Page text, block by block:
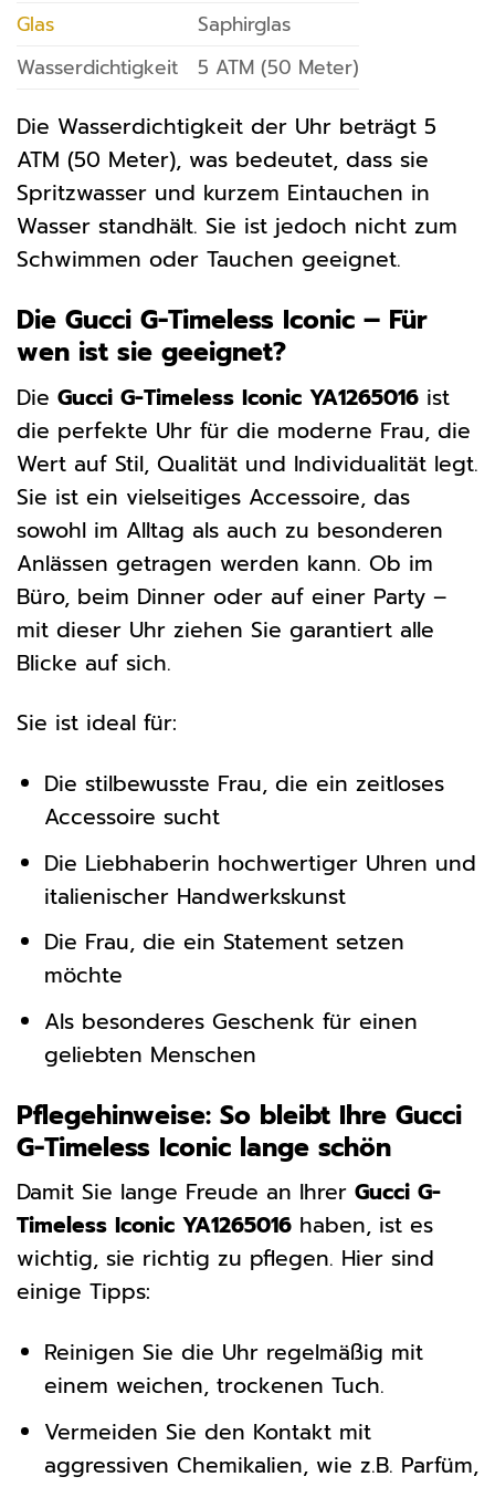
Glas
Saphirglas
Wasserdichtigkeit
5 ATM (50 Meter)
Die Wasserdichtigkeit der Uhr beträgt 5
ATM (50 Meter), was bedeutet, dass sie
Spritzwasser und kurzem Eintauchen in
Wasser standhält. Sie ist jedoch nicht zum
Schwimmen oder Tauchen geeignet.
Die Gucci G-Timeless Iconic – Für
wen ist sie geeignet?
Die Gucci G-Timeless Iconic YA1265016 ist
die perfekte Uhr für die moderne Frau, die
Wert auf Stil, Qualität und Individualität legt.
Sie ist ein vielseitiges Accessoire, das
sowohl im Alltag als auch zu besonderen
Anlässen getragen werden kann. Ob im
Büro, beim Dinner oder auf einer Party –
mit dieser Uhr ziehen Sie garantiert alle
Blicke auf sich.
Sie ist ideal für:
Die stilbewusste Frau, die ein zeitloses
Accessoire sucht
Die Liebhaberin hochwertiger Uhren und
italienischer Handwerkskunst
Die Frau, die ein Statement setzen
möchte
Als besonderes Geschenk für einen
geliebten Menschen
Pflegehinweise: So bleibt Ihre Gucci
G-Timeless Iconic lange schön
Damit Sie lange Freude an Ihrer Gucci G-
Timeless Iconic YA1265016 haben, ist es
wichtig, sie richtig zu pflegen. Hier sind
einige Tipps:
Reinigen Sie die Uhr regelmäßig mit
einem weichen, trockenen Tuch.
Vermeiden Sie den Kontakt mit
aggressiven Chemikalien, wie z.B. Parfüm,